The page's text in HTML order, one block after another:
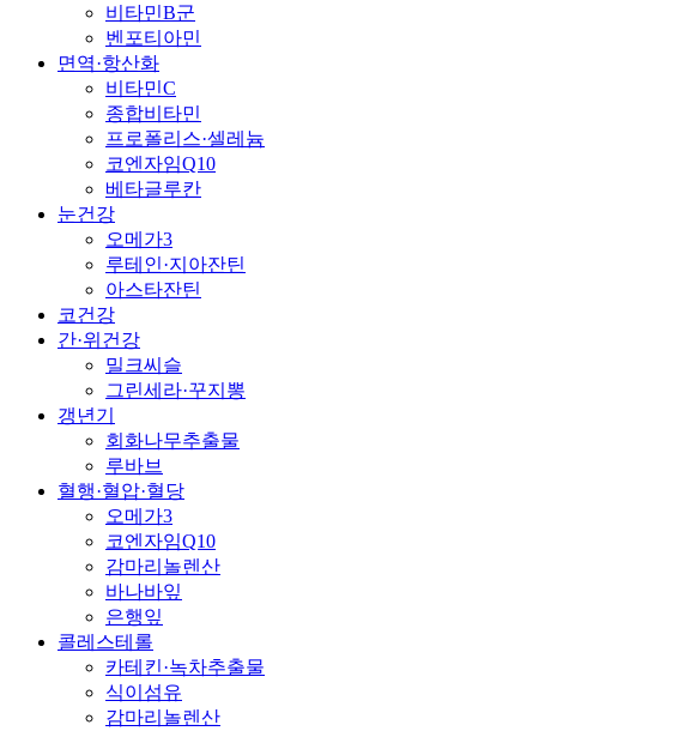
비타민B군
벤포티아민
면역·항산화
비타민C
종합비타민
프로폴리스·셀레늄
코엔자임Q10
베타글루칸
눈건강
오메가3
루테인·지아잔틴
아스타잔틴
코건강
간·위건강
밀크씨슬
그린세라·꾸지뽕
갱년기
회화나무추출물
루바브
혈행·혈압·혈당
오메가3
코엔자임Q10
감마리놀렌산
바나바잎
은행잎
콜레스테롤
카테킨·녹차추출물
식이섬유
감마리놀렌산